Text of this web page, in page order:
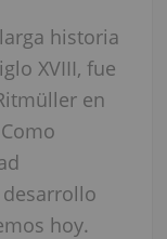
historia
XVIII, fue
en
hoy.